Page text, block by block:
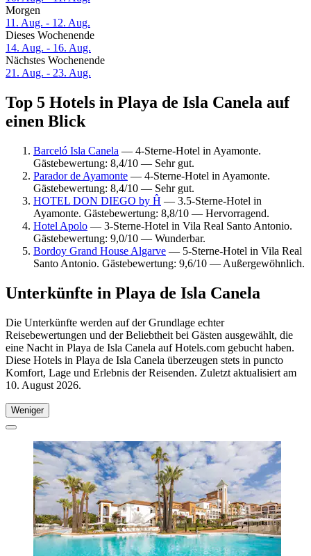
Morgen
11. Aug. - 12. Aug.
Dieses Wochenende
14. Aug. - 16. Aug.
Nächstes Wochenende
21. Aug. - 23. Aug.
Top 5 Hotels in Playa de Isla Canela auf
einen Blick
Barceló Isla Canela — 4-Sterne-Hotel in Ayamonte.
Gästebewertung: 8,4/10 — Sehr gut.
Parador de Ayamonte — 4-Sterne-Hotel in Ayamonte.
Gästebewertung: 8,4/10 — Sehr gut.
HOTEL DON DIEGO by Ĥ — 3.5-Sterne-Hotel in
Ayamonte. Gästebewertung: 8,8/10 — Hervorragend.
Hotel Apolo — 3-Sterne-Hotel in Vila Real Santo Antonio.
Gästebewertung: 9,0/10 — Wunderbar.
Bordoy Grand House Algarve — 5-Sterne-Hotel in Vila Real
Santo Antonio. Gästebewertung: 9,6/10 — Außergewöhnlich.
Unterkünfte in Playa de Isla Canela
Die Unterkünfte werden auf der Grundlage echter
Reisebewertungen und der Beliebtheit bei Gästen ausgewählt, die
eine Nacht in Playa de Isla Canela auf Hotels.com gebucht haben.
Diese Hotels in Playa de Isla Canela überzeugen stets in puncto
Komfort, Lage und Erlebnis der Reisenden. Zuletzt aktualisiert am
10. August 2026.
Weniger